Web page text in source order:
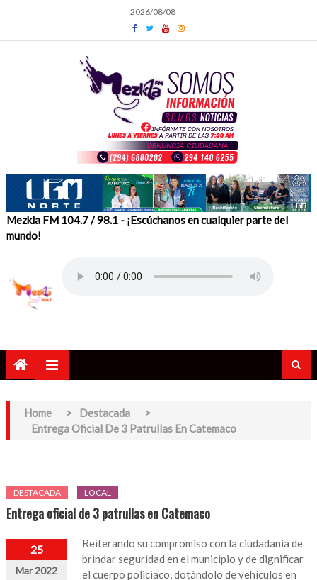
content
2026/08/08
Mezkla FM 104.7 / 98.1 - ¡Escúchanos en cualquier parte del
mundo!
Home > Destacada
>
Entrega Oficial De 3 Patrullas En Catemaco
DESTACADA LOCAL
Entrega oficial de 3 patrullas en Catemaco
25
Mar 2022
Reiterando su compromiso con la ciudadanía de
brindar seguridad en el municipio y de dignificar
el cuerpo policiaco, dotándolo de vehículos en